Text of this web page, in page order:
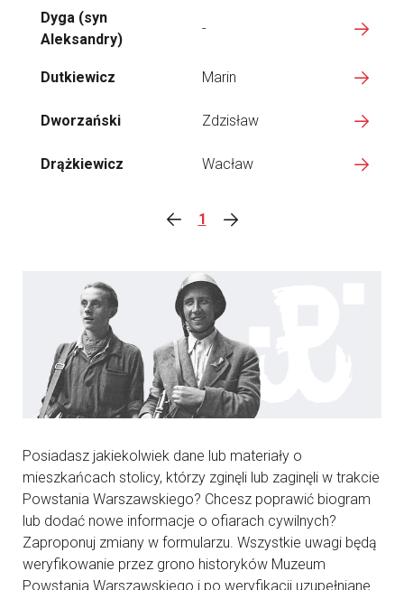
Dyga (syn
Aleksandry)
-
Dutkiewicz Marin
Dworzański Zdzisław
Drążkiewicz Wacław
1
Posiadasz jakiekolwiek dane lub materiały o
mieszkańcach stolicy, którzy zginęli lub zaginęli w trakcie
Powstania Warszawskiego? Chcesz poprawić biogram
lub dodać nowe informacje o ofiarach cywilnych?
Zaproponuj zmiany w formularzu. Wszystkie uwagi będą
weryfikowanie przez grono historyków Muzeum
Powstania Warszawskiego i po weryfikacji uzupełniane